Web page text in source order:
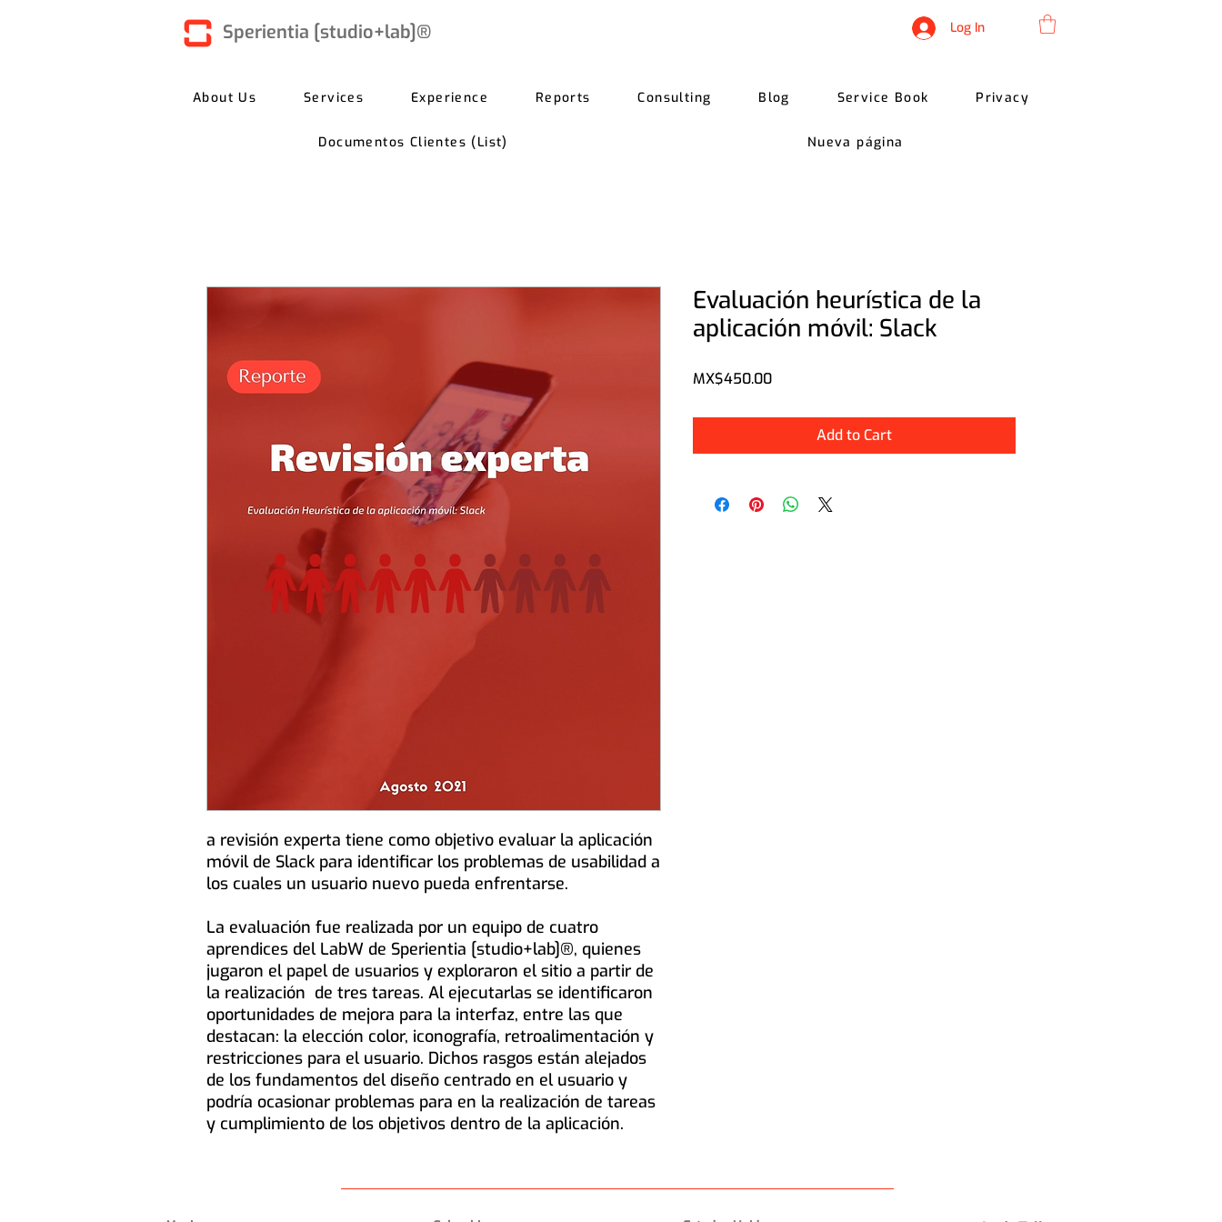
Sperientia [studio+lab]® Log In
About Us Services Experience Reports Consulting Blog Service Book Privacy
Documentos Clientes (List) Nueva página
a revisión experta tiene como objetivo evaluar la aplicación
móvil de Slack para identificar los problemas de usabilidad a
los cuales un usuario nuevo pueda enfrentarse.
La evaluación fue realizada por un equipo de cuatro
aprendices del LabW de Sperientia [studio+lab]®, quienes
jugaron el papel de usuarios y exploraron el sitio a partir de
la realización de tres tareas. Al ejecutarlas se identificaron
oportunidades de mejora para la interfaz, entre las que
destacan: la elección color, iconografía, retroalimentación y
restricciones para el usuario. Dichos rasgos están alejados
de los fundamentos del diseño centrado en el usuario y
podría ocasionar problemas para en la realización de tareas
y cumplimiento de los objetivos dentro de la aplicación.
Evaluación heurística de la
aplicación móvil: Slack
MX$450.00Price
Add to Cart